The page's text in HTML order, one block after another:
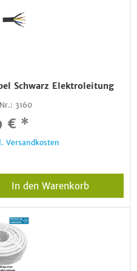
Schwarz Elektroleitung
3160
€ *
Versandkosten
In den Warenkorb